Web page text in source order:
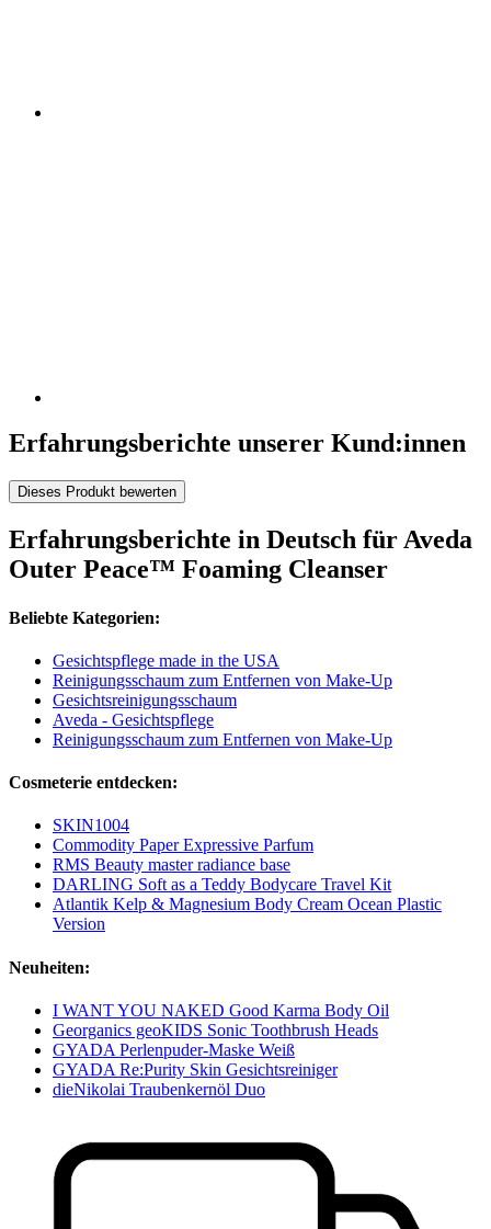
Erfahrungsberichte unserer Kund:innen
Dieses Produkt bewerten
Erfahrungsberichte in Deutsch für Aveda
Outer Peace™ Foaming Cleanser
Beliebte Kategorien:
Gesichtspflege made in the USA
Reinigungsschaum zum Entfernen von Make-Up
Gesichtsreinigungsschaum
Aveda - Gesichtspflege
Reinigungsschaum zum Entfernen von Make-Up
Cosmeterie entdecken:
SKIN1004
Commodity Paper Expressive Parfum
RMS Beauty master radiance base
DARLING Soft as a Teddy Bodycare Travel Kit
Atlantik Kelp & Magnesium Body Cream Ocean Plastic
Version
Neuheiten:
I WANT YOU NAKED Good Karma Body Oil
Georganics geoKIDS Sonic Toothbrush Heads
GYADA Perlenpuder-Maske Weiß
GYADA Re:Purity Skin Gesichtsreiniger
dieNikolai Traubenkernöl Duo